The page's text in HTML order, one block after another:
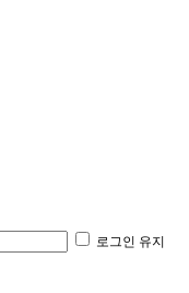
로그인 유지